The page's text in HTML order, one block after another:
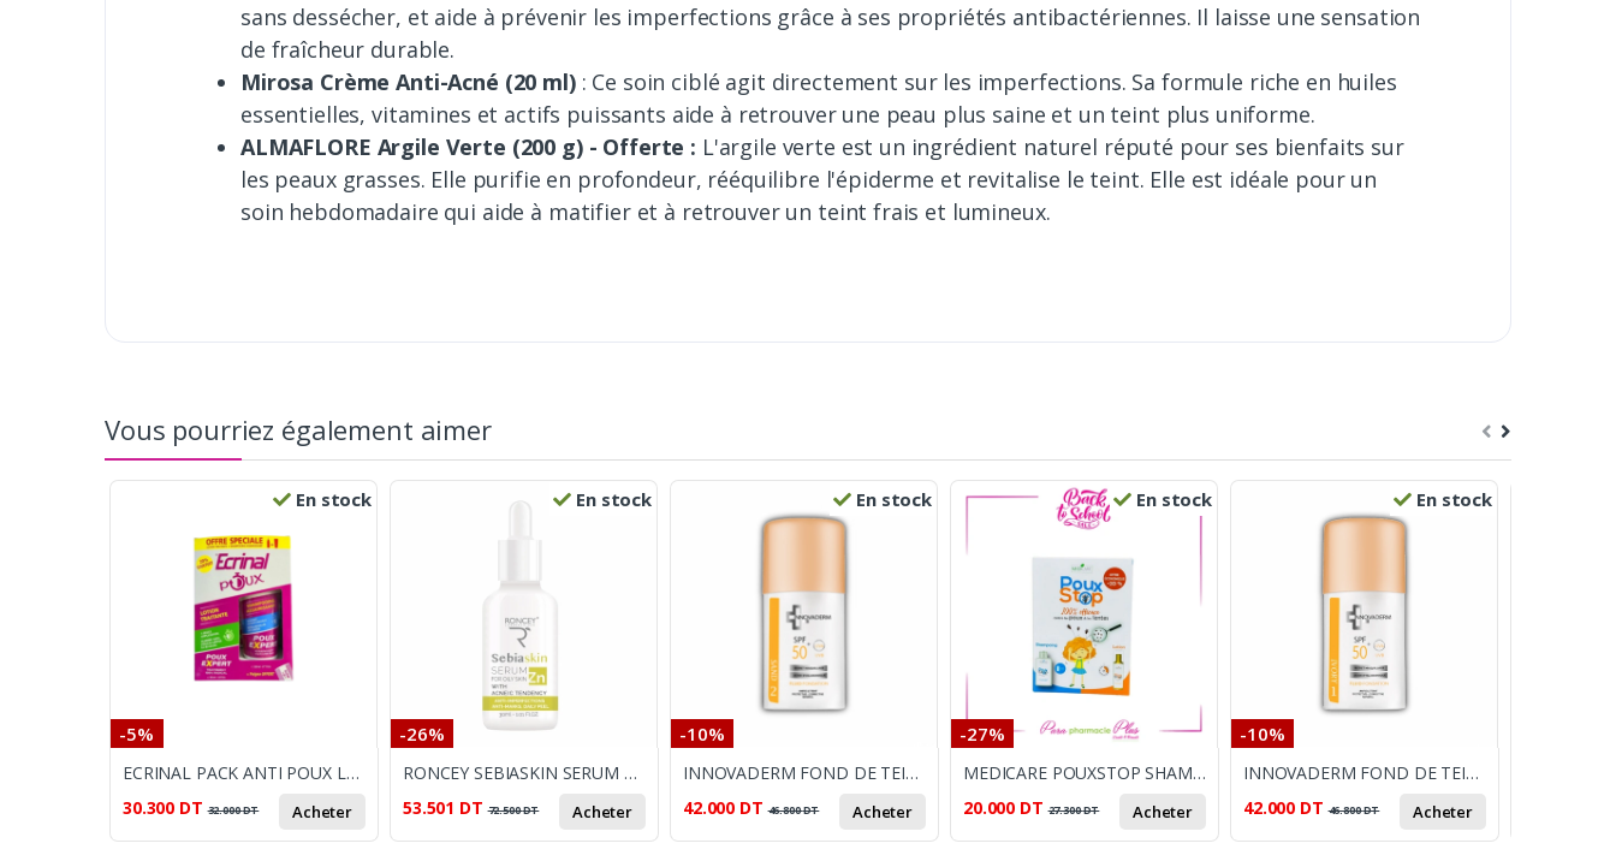
sans dessécher, et aide à prévenir les imperfections grâce à ses propriétés antibactériennes. Il laisse une sensation
de fraîcheur durable.
Mirosa Crème Anti-Acné (20 ml) : Ce soin ciblé agit directement sur les imperfections. Sa formule riche en huiles
essentielles, vitamines et actifs puissants aide à retrouver une peau plus saine et un teint plus uniforme.
ALMAFLORE Argile Verte (200 g) - Offerte : L'argile verte est un ingrédient naturel réputé pour ses bienfaits sur
les peaux grasses. Elle purifie en profondeur, rééquilibre l'épiderme et revitalise le teint. Elle est idéale pour un
soin hebdomadaire qui aide à matifier et à retrouver un teint frais et lumineux.
Vous pourriez également aimer
En stock
-5%
ECRINAL PACK ANTI POUX LOTION+SHAMPOOING (PEIGNE OFFERT)
30.300 DT 32.000DT Acheter
En stock
-26%
RONCEY SEBIASKIN SERUM ZN 30ML
53.501 DT 72.500DT Acheter
En stock
-10%
INNOVADERM FOND DE TEINT SPF 50+ FLUID 02 30ML
42.000 DT 46.800DT Acheter
En stock
-27%
MEDICARE POUXSTOP SHAMPOOING ANTI POUX + LOTION ASSAINISSANTE
20.000 DT 27.300DT Acheter
En stock
-10%
INNOVADERM FOND DE TEINT SPF 50+ FLUID 01 30ML
42.000 DT 46.800DT Acheter